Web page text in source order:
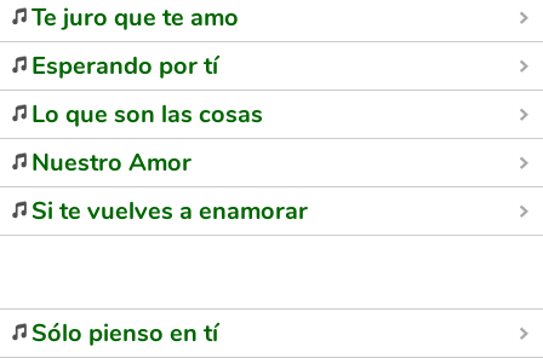
Te juro que te amo
Esperando por tí
Lo que son las cosas
Nuestro Amor
Si te vuelves a enamorar
Sólo pienso en tí